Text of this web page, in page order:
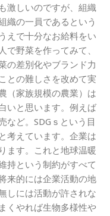
激しいのですが、組織
織の一員であるという
えで十分なお給料をい
で野菜を作ってみて、
の差別化やブランド力
との難しさを改めて実
（家族規模の農業）は
いと思います。例えば
など。SDGｓという目
考えています。企業は
ます。これと地球温暖
持という制約がすべて
来的には企業活動の地
しには活動が許されな
くやれば生物多様性や